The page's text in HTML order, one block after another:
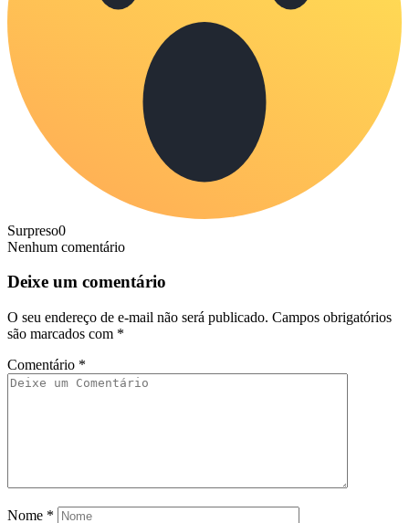
Surpreso0
Nenhum comentário
Deixe um comentário
O seu endereço de e-mail não será publicado. Campos obrigatórios
são marcados com *
Comentário *
Nome *